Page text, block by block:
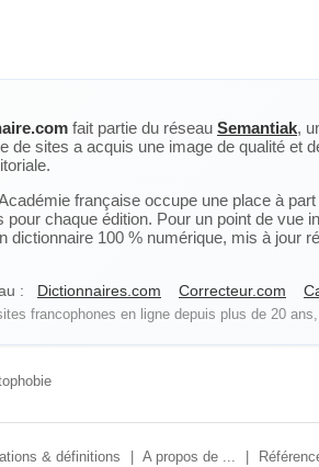
fait partie du réseau Semantiak,
de sites a acquis une image de qualité et
française occupe une place à
pour chaque édition. Pour un point de vue
dictionnaire 100 % numérique, mis à jour
: Dictionnaires.com Correcteur.com
francophones en ligne depuis plus de 20
& définitions A propos de ...